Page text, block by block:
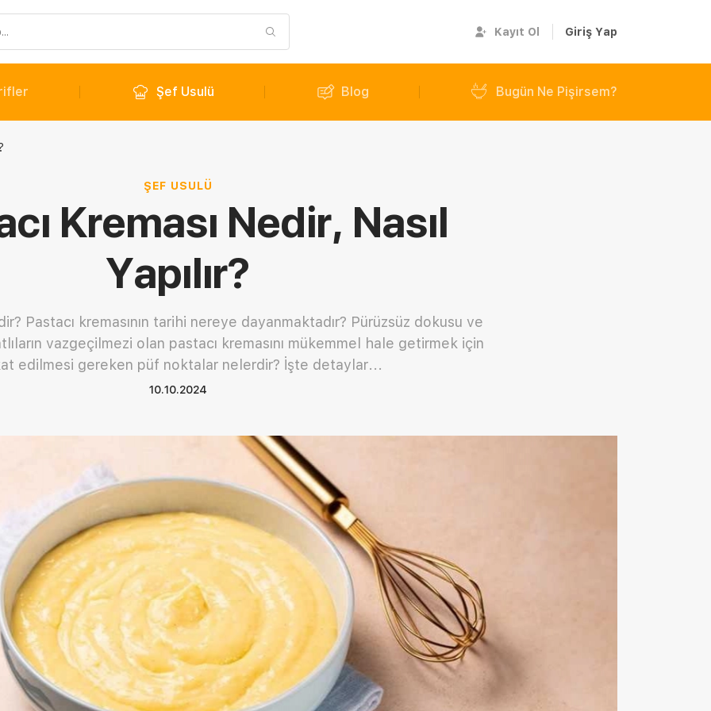
Kayıt Ol Giriş Yap
Şef Usulü Blog Bugün Ne Pişirsem?
ŞEF USULÜ
Kreması Nedir, Nasıl
Yapılır?
Pastacı kremasının tarihi nereye dayanmaktadır? Pürüzsüz dokusu ve
vazgeçilmezi olan pastacı kremasını mükemmel hale getirmek için
edilmesi gereken püf noktalar nelerdir? İşte detaylar...
10.10.2024